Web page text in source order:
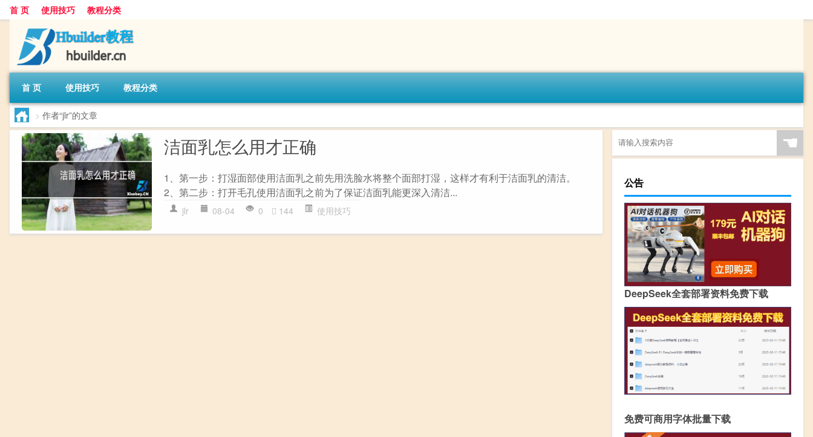
首 页 使用技巧 教程分类
首 页 使用技巧 教程分类
> 作者“jlr”的文章
洁面乳怎么用才正确
1、第一步：打湿面部使用洁面乳之前先用洗脸水将整个面部打湿，这样才有利于洁面乳的清洁。
2、第二步：打开毛孔使用洁面乳之前为了保证洁面乳能更深入清洁...
jlr 08-04 0 144 使用技巧
☚
公告
DeepSeek全套部署资料免费下载
免费可商用字体批量下载